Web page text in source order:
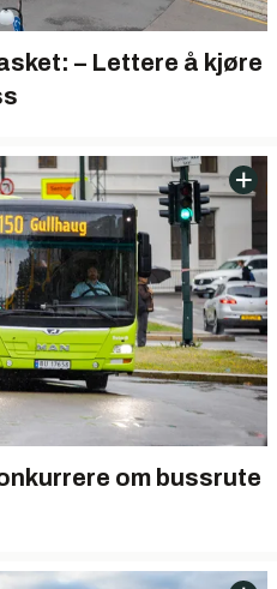
– Lettere å kjøre
om bussrute